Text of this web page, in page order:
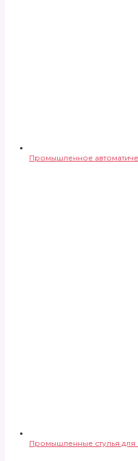
Промышленное
Промышленные стулья для